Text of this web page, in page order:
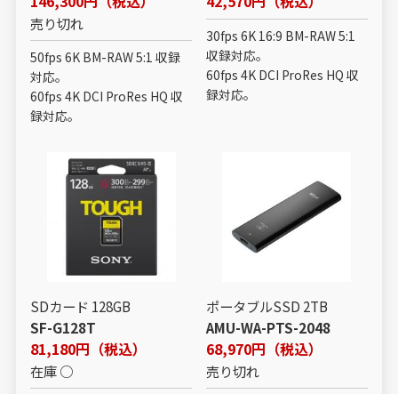
売り切れ
50fps 6K BM-RAW 5:1 収録
対応。
60fps 4K DCI ProRes HQ 収
録対応。
30fps 6K 16:9 BM-RAW 5:1
収録対応。
60fps 4K DCI ProRes HQ 収
録対応。
SDカード 128GB
SF-G128T
81,180円（税込）
在庫 ○
ポータブルSSD 2TB
AMU-WA-PTS-2048
68,970円（税込）
売り切れ